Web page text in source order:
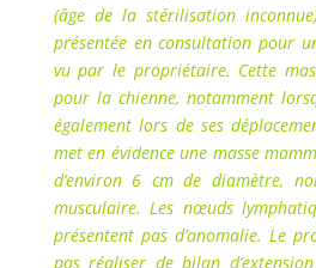
(âge de la stérilisation
présentée en consultation pour
vu par le propriétaire. Cette
pour la chienne, notamment
également lors de ses
met en évidence une masse
d’environ 6 cm de diamètre,
musculaire. Les nœuds
présentent pas d’anomalie. Le
pas réaliser de bilan